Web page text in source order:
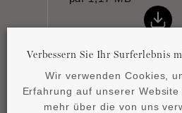
Datenblatt
Verbessern Sie Ihr Surferlebnis
Wir verwenden Cookies,
Erfahrung auf unserer
mehr über die von uns